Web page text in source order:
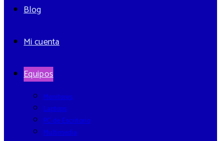
Blog
Mi cuenta
Equipos
Monitores
Laptops
PC de Escritorio
Multimedia